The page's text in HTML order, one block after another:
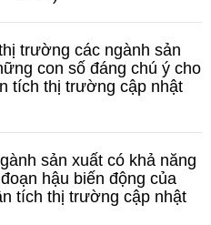
trường các ngành sản
con số đáng chú ý cho
tích thị trường cập nhật
sản xuất có khả năng
hậu biến động của
tích thị trường cập nhật